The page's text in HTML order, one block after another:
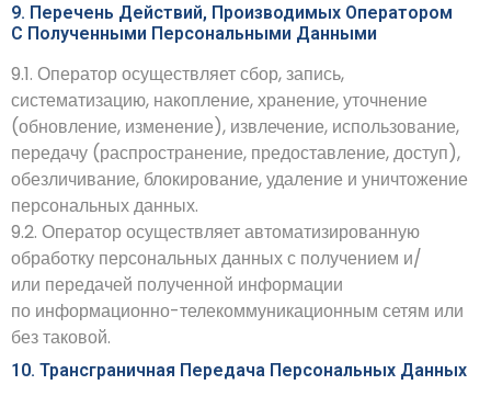
9. Перечень Действий, Производимых Оператором
С Полученными Персональными Данными
9.1. Оператор осуществляет сбор, запись,
систематизацию, накопление, хранение, уточнение
(обновление, изменение), извлечение, использование,
передачу (распространение, предоставление, доступ),
обезличивание, блокирование, удаление и уничтожение
персональных данных.
9.2. Оператор осуществляет автоматизированную
обработку персональных данных с получением и/
или передачей полученной информации
по информационно-телекоммуникационным сетям или
без таковой.
10. Трансграничная Передача Персональных Данных